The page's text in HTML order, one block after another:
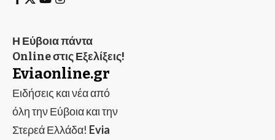
Η Εύβοια πάντα
Online στις Εξελίξεις!
Eviaonline.gr
Ειδήσεις και νέα από
όλη την Εύβοια και την
Στερεά Ελλάδα! Evia